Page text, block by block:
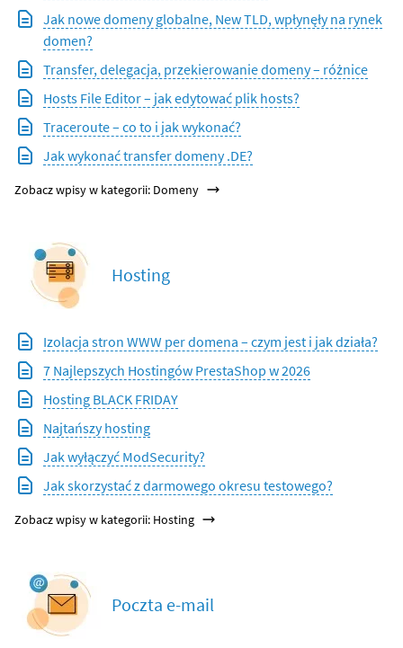
Jak nowe domeny globalne, New TLD, wpłynęły na rynek
domen?
Transfer, delegacja, przekierowanie domeny – różnice
Hosts File Editor – jak edytować plik hosts?
Traceroute – co to i jak wykonać?
Jak wykonać transfer domeny .DE?
Zobacz wpisy w kategorii: Domeny
Hosting
Izolacja stron WWW per domena – czym jest i jak działa?
7 Najlepszych Hostingów PrestaShop w 2026
Hosting BLACK FRIDAY
Najtańszy hosting
Jak wyłączyć ModSecurity?
Jak skorzystać z darmowego okresu testowego?
Zobacz wpisy w kategorii: Hosting
Poczta e-mail